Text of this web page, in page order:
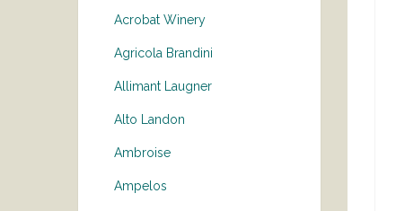
Acrobat Winery
Agricola Brandini
Allimant Laugner
Alto Landon
Ambroise
Ampelos